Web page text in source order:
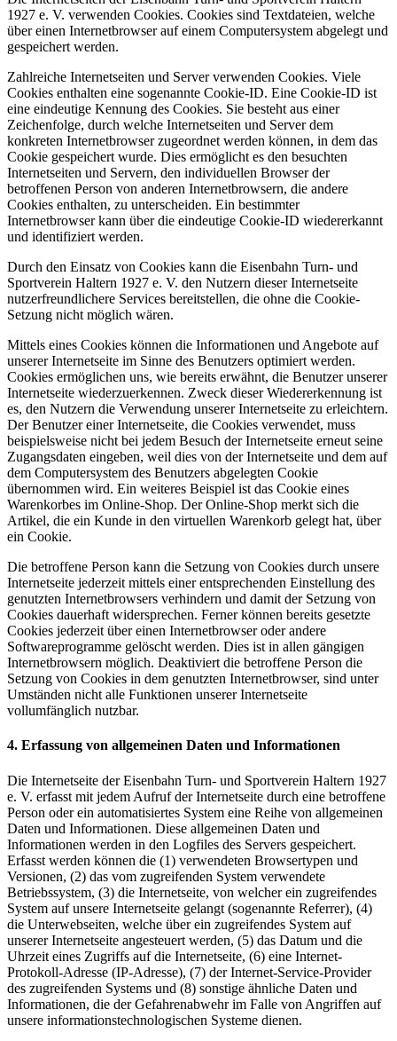
1927 e. V. verwenden Cookies. Cookies sind Textdateien, welche
über einen Internetbrowser auf einem Computersystem abgelegt und
gespeichert werden.
Zahlreiche Internetseiten und Server verwenden Cookies. Viele
Cookies enthalten eine sogenannte Cookie-ID. Eine Cookie-ID ist
eine eindeutige Kennung des Cookies. Sie besteht aus einer
Zeichenfolge, durch welche Internetseiten und Server dem
konkreten Internetbrowser zugeordnet werden können, in dem das
Cookie gespeichert wurde. Dies ermöglicht es den besuchten
Internetseiten und Servern, den individuellen Browser der
betroffenen Person von anderen Internetbrowsern, die andere
Cookies enthalten, zu unterscheiden. Ein bestimmter
Internetbrowser kann über die eindeutige Cookie-ID wiedererkannt
und identifiziert werden.
Durch den Einsatz von Cookies kann die Eisenbahn Turn- und
Sportverein Haltern 1927 e. V. den Nutzern dieser Internetseite
nutzerfreundlichere Services bereitstellen, die ohne die Cookie-
Setzung nicht möglich wären.
Mittels eines Cookies können die Informationen und Angebote auf
unserer Internetseite im Sinne des Benutzers optimiert werden.
Cookies ermöglichen uns, wie bereits erwähnt, die Benutzer unserer
Internetseite wiederzuerkennen. Zweck dieser Wiedererkennung ist
es, den Nutzern die Verwendung unserer Internetseite zu erleichtern.
Der Benutzer einer Internetseite, die Cookies verwendet, muss
beispielsweise nicht bei jedem Besuch der Internetseite erneut seine
Zugangsdaten eingeben, weil dies von der Internetseite und dem auf
dem Computersystem des Benutzers abgelegten Cookie
übernommen wird. Ein weiteres Beispiel ist das Cookie eines
Warenkorbes im Online-Shop. Der Online-Shop merkt sich die
Artikel, die ein Kunde in den virtuellen Warenkorb gelegt hat, über
ein Cookie.
Die betroffene Person kann die Setzung von Cookies durch unsere
Internetseite jederzeit mittels einer entsprechenden Einstellung des
genutzten Internetbrowsers verhindern und damit der Setzung von
Cookies dauerhaft widersprechen. Ferner können bereits gesetzte
Cookies jederzeit über einen Internetbrowser oder andere
Softwareprogramme gelöscht werden. Dies ist in allen gängigen
Internetbrowsern möglich. Deaktiviert die betroffene Person die
Setzung von Cookies in dem genutzten Internetbrowser, sind unter
Umständen nicht alle Funktionen unserer Internetseite
vollumfänglich nutzbar.
4. Erfassung von allgemeinen Daten und Informationen
Die Internetseite der Eisenbahn Turn- und Sportverein Haltern 1927
e. V. erfasst mit jedem Aufruf der Internetseite durch eine betroffene
Person oder ein automatisiertes System eine Reihe von allgemeinen
Daten und Informationen. Diese allgemeinen Daten und
Informationen werden in den Logfiles des Servers gespeichert.
Erfasst werden können die (1) verwendeten Browsertypen und
Versionen, (2) das vom zugreifenden System verwendete
Betriebssystem, (3) die Internetseite, von welcher ein zugreifendes
System auf unsere Internetseite gelangt (sogenannte Referrer), (4)
die Unterwebseiten, welche über ein zugreifendes System auf
unserer Internetseite angesteuert werden, (5) das Datum und die
Uhrzeit eines Zugriffs auf die Internetseite, (6) eine Internet-
Protokoll-Adresse (IP-Adresse), (7) der Internet-Service-Provider
des zugreifenden Systems und (8) sonstige ähnliche Daten und
Informationen, die der Gefahrenabwehr im Falle von Angriffen auf
unsere informationstechnologischen Systeme dienen.